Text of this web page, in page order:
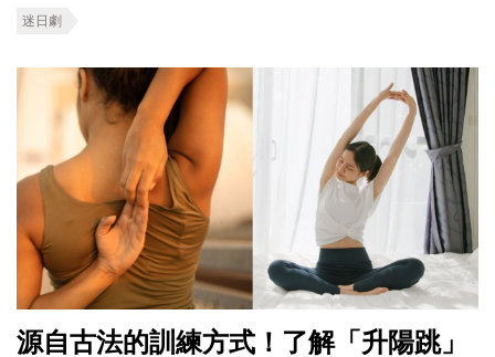
迷日劇
源自古法的訓練方式！了解「升陽跳」